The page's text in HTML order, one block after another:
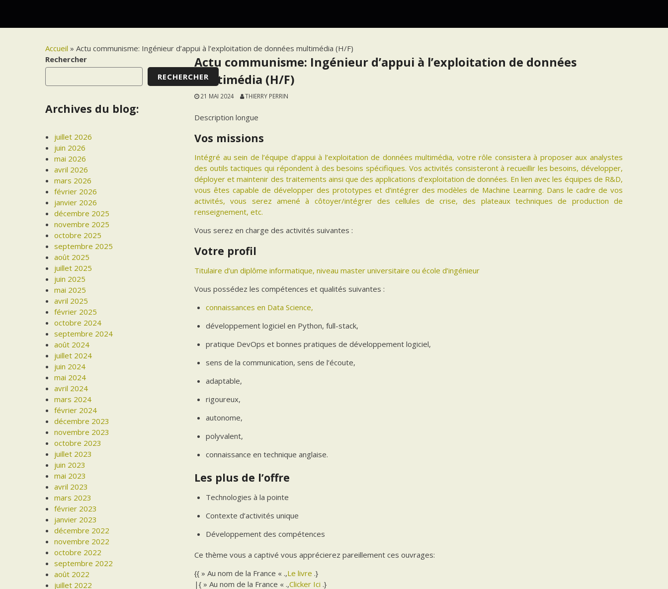
Accueil »Actu communisme: Ingénieur d’appui à l’exploitation de données multimédia (H/F)
Actu communisme: Ingénieur d’appui à l’exploitation de données
multimédia (H/F)
21 MAI 2024 THIERRY PERRIN
Description longue
Vos missions
Intégré au sein de l’équipe d’appui à l’exploitation de données multimédia, votre rôle consistera à proposer aux analystes
des outils tactiques qui répondent à des besoins spécifiques. Vos activités consisteront à recueillir les besoins, développer,
déployer et maintenir des traitements ainsi que des applications d’exploitation de données. En lien avec les équipes de R&D,
vous êtes capable de développer des prototypes et d’intégrer des modèles de Machine Learning. Dans le cadre de vos
activités, vous serez amené à côtoyer/intégrer des cellules de crise, des plateaux techniques de production de
renseignement, etc.
Vous serez en charge des activités suivantes :
Votre profil
Titulaire d’un diplôme informatique, niveau master universitaire ou école d’ingénieur
Vous possédez les compétences et qualités suivantes :
connaissances en Data Science,
développement logiciel en Python, full-stack,
pratique DevOps et bonnes pratiques de développement logiciel,
sens de la communication, sens de l’écoute,
adaptable,
rigoureux,
autonome,
polyvalent,
connaissance en technique anglaise.
Les plus de l’offre
Technologies à la pointe
Contexte d’activités unique
Développement des compétences
Ce thème vous a captivé vous apprécierez pareillement ces ouvrages:
{{ » Au nom de la France « .,Le livre .}
|{ » Au nom de la France « .,Clicker Ici .}
Rechercher
RECHERCHER
Archives du blog:
juillet 2026
juin 2026
mai 2026
avril 2026
mars 2026
février 2026
janvier 2026
décembre 2025
novembre 2025
octobre 2025
septembre 2025
août 2025
juillet 2025
juin 2025
mai 2025
avril 2025
février 2025
octobre 2024
septembre 2024
août 2024
juillet 2024
juin 2024
mai 2024
avril 2024
mars 2024
février 2024
décembre 2023
novembre 2023
octobre 2023
juillet 2023
juin 2023
mai 2023
avril 2023
mars 2023
février 2023
janvier 2023
décembre 2022
novembre 2022
octobre 2022
septembre 2022
août 2022
juillet 2022